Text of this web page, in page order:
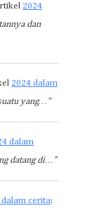
2024
dan
2024 dalam
yang…”
dalam
datang di…”
dalam cerita: